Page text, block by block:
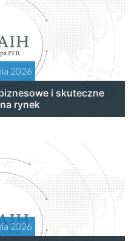
2026
i skuteczne
rynek
2026